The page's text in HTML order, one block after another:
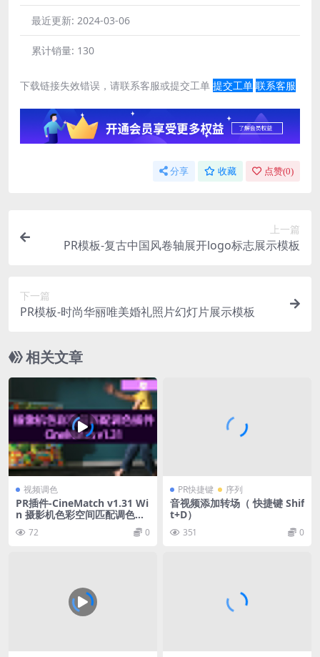
最近更新: 2024-03-06
累计销量: 130
下载链接失效错误，请联系客服或提交工单 提交工单 联系客服
分享 收藏 点赞(0)
上一篇
PR模板-复古中国风卷轴展开logo标志展示模板
下一篇
PR模板-时尚华丽唯美婚礼照片幻灯片展示模板
相关文章
视频调色
PR插件-CineMatch v1.31 Wi
n 摄影机色彩空间匹配调色插
件 72 0
PR快捷键 序列
音视频添加转场（ 快捷键 Shif
t+D）
351 0